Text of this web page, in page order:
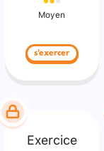
Moyen
s'exercer
Exercice